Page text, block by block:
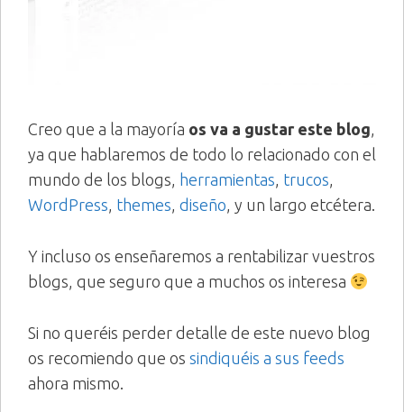
Creo que a la mayoría os va a gustar este blog,
ya que hablaremos de todo lo relacionado con el
mundo de los blogs, herramientas, trucos,
WordPress, themes, diseño, y un largo etcétera.
Y incluso os enseñaremos a rentabilizar vuestros
blogs, que seguro que a muchos os interesa
Si no queréis perder detalle de este nuevo blog
os recomiendo que os sindiquéis a sus feeds
ahora mismo.